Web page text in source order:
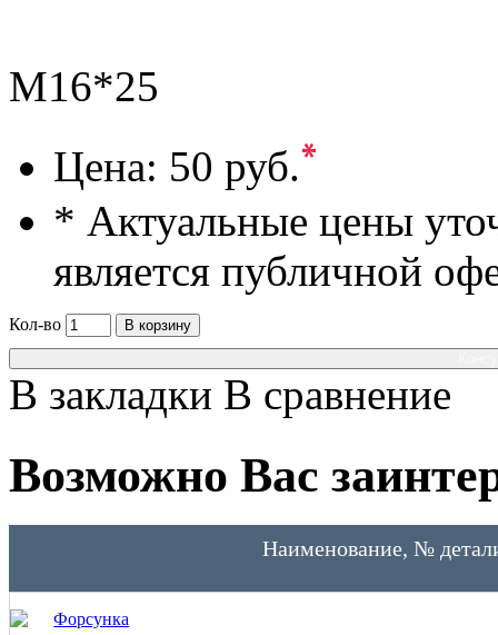
M16*25
Цена: 50 руб.*
* Актуальные цены
является публичной
Кол-во
В корзину
В закладки В сравнение
Возможно Вас
Наименование, №